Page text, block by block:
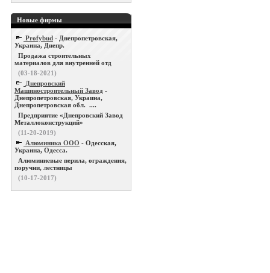
Новые фирмы
Profybud - Днепропетровская,
Украина, Днепр.
Продажа строительных
материалов для внутренней отд
(03-18-2021)
Днепровский
Машиностроительный Завод -
Днепропетровская, Украина,
Днепропетровская обл. ....
Предприятие «Днепровский Завод
Металлоконструкций»
(11-20-2019)
Алюминика ООО - Одесская,
Украина, Одесса.
Алюминиевые перила, ограждения,
поручни, лестницы
(10-17-2017)